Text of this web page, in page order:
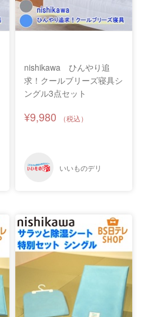
nishikawa ひんやり追
求！クールブリーズ寝具シ
ングル3点セット
¥9,980